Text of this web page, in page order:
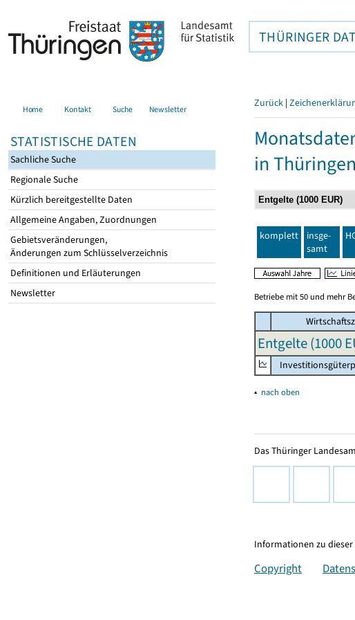
THÜRINGER
Home Kontakt Suche Newsletter
STATISTISCHE DATEN
Sachliche Suche
Regionale Suche
Kürzlich bereitgestellte Daten
Allgemeine Angaben, Zuordnungen
Gebietsveränderungen,
Änderungen zum Schlüsselverzeichnis
Definitionen und Erläuterungen
Newsletter
Zurück |
in Thüringen
komplett
insge-
samt
Betriebe mit 50 und mehr
Entgelte (1000
▴ nach oben
Das Thüringer
Informationen zu dieser
Copyright